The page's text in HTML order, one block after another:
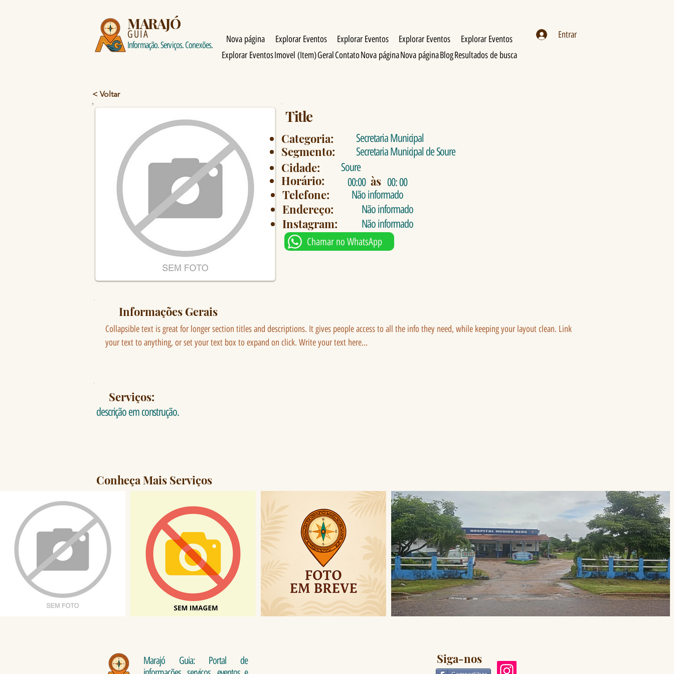
MARAJÓ
GUIA Entrar
Nova página Explorar Eventos Explorar Eventos Explorar Eventos
Explorar Eventos
Explorar EventosImovel (Item)GeralContatoNova páginaNova páginaBlogResultados de busca
Informação. Serviços. Conexões.
< Voltar
Title
Segmento: Secretaria Municipal de Soure
Categoria: Secretaria Municipal
Soure
Cidade:
00:00
Horário: às 00: 00
Telefone: Não informado
Não informado
Instagram:
Não informado
Endereço:
Chamar no WhatsApp
Informações Gerais
Collapsible text is great for longer section titles and descriptions. It gives people access to all the info they need, while keeping your layout clean. Link
your text to anything, or set your text box to expand on click. Write your text here...
Serviços:
descrição em construção.
Conheça Mais Serviços
Marajó Guia: Portal de
Siga-nos